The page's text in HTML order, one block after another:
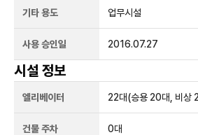
기타 용도 업무시설
사용 승인일 2016.07.27
시설 정보
엘리베이터 22대(승용 20대, 비상
건물 주차 0대